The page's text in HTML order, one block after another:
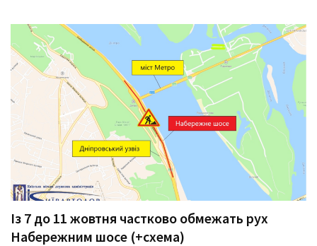
Із 7 до 11 жовтня частково обмежать рух
Набережним шосе (+схема)